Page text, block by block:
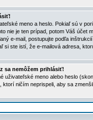
meno a heslo. Pokiaľ sú v
nie je ten prípad, potom Váš
e-mail, postupujte podľa
ste istí, že e-mailová adresa,
sa nemôžem prihlásiť!
uživateľské meno alebo heslo
ktorí ničím neprispeli, aby sa